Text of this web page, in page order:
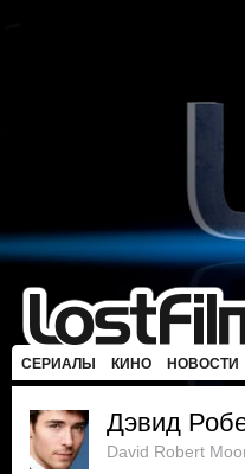
СЕРИАЛЫ КИНО НОВОСТИ
Дэвид
David Robert